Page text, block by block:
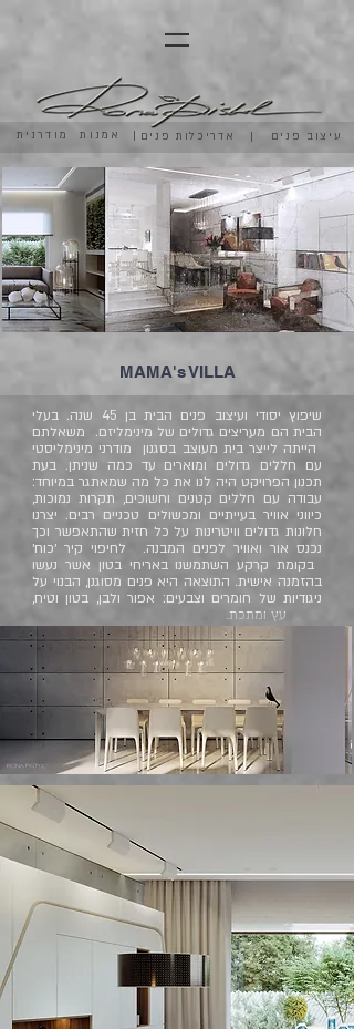
עיצוב פנים | אדריכלות פניםאמנות מודרנית |
MAMA's VILLA
שיפוץ יסודי ועיצוב פנים הבית בן 45 שנה. בעלי
הבית הם מעריצים גדולים של מינימליזם. משאלתם
הייתה לייצר בית מעוצב בסגנון מודרני מינימליסטי
עם חללים גדולים ומוארים עד כמה שניתן. בעת
תכנון הפרויקט היה לנו את כל מה שמאתגר במיוחד:
עבודה עם חללים קטנים וחשוכים, תקרות נמוכות,
כיווני אוויר בעייתיים ומכשולים טכניים רבים. יצרנו
חלונות גדולים וויטרינות על כל חזית שהתאפשר וכך
נכנס אור ואוויר לפנים המבנה. לחיפוי קיר ׳כוח׳
בקומת קרקע השתמשנו באריחי בטון אשר נעשו
בהזמנה אישית. התוצאה היא פנים מסוגנן, הבנוי על
ניגודיות של חומרים וצבעים: אפור ולבן, בטון וטיח,
עץ ומתכת.